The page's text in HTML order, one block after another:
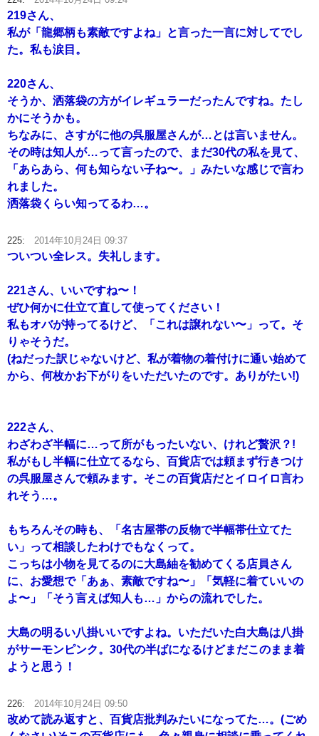
219さん、
私が「龍郷柄も素敵ですよね」と言った一言に対してでし
た。私も涙目。
220さん、
そうか、洒落袋の方がイレギュラーだったんですね。たし
かにそうかも。
ちなみに、さすがに他の呉服屋さんが…とは言いません。
その時は知人が…って言ったので、まだ30代の私を見て、
「あらあら、何も知らない子ね〜。」みたいな感じで言わ
れました。
洒落袋くらい知ってるわ…。
225: 2014年10月24日 09:37
ついつい全レス。失礼します。
221さん、いいですね〜！
ぜひ何かに仕立て直して使ってください！
私もオバが持ってるけど、「これは譲れない〜」って。そ
りゃそうだ。
(ねだった訳じゃないけど、私が着物の着付けに通い始めて
から、何枚かお下がりをいただいたのです。ありがたい!)
222さん、
わざわざ半幅に…って所がもったいない、けれど贅沢？!
私がもし半幅に仕立てるなら、百貨店では頼まず行きつけ
の呉服屋さんで頼みます。そこの百貨店だとイロイロ言わ
れそう…。
もちろんその時も、「名古屋帯の反物で半幅帯仕立てた
い」って相談したわけでもなくって。
こっちは小物を見てるのに大島紬を勧めてくる店員さん
に、お愛想で「あぁ、素敵ですね〜」「気軽に着ていいの
よ〜」「そう言えば知人も…」からの流れでした。
大島の明るい八掛いいですよね。いただいた白大島は八掛
がサーモンピンク。30代の半ばになるけどまだこのまま着
ようと思う！
226: 2014年10月24日 09:50
改めて読み返すと、百貨店批判みたいになってた…。(ごめ